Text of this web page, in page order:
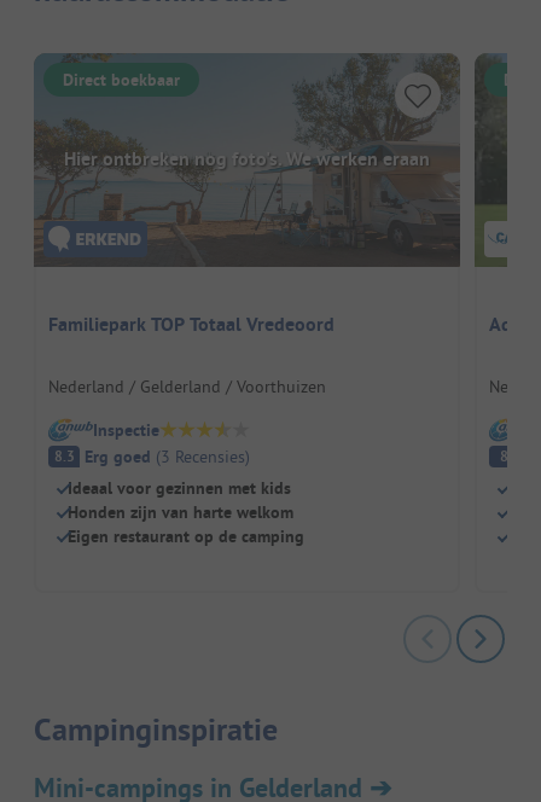
Direct boekbaar
Hier ontbreken nog foto's. We werken eraan
Familiepark TOP Totaal Vredeoord
Nederland / Gelderland / Voorthuizen
Inspectie
8.3 Erg goed (3 Recensies)
Ideaal voor gezinnen met kids
Honden zijn van harte welkom
Eigen restaurant op de camping
Aqua
8
Campinginspiratie
Mini-campings in Gelderland ➔